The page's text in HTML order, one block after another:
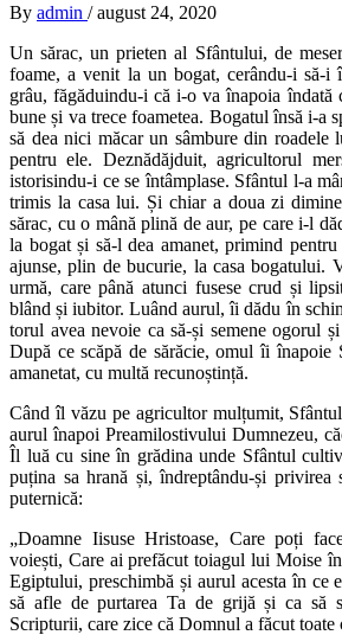
By admin / august 24, 2020
Un sărac, un prieten al Sfântului, de
foame, a venit la un bogat, cerându-i să-i
grâu, făgăduindu-i că i-o va înapoia
bune și va trece foametea. Bogatul însă i-a
să dea nici măcar un sâmbure din roadele
pentru ele. Deznădăjduit, agricultorul
istorisindu-i ce se întâmplase. Sfântul l-a
trimis la casa lui. Și chiar a doua zi
sărac, cu o mână plină de aur, pe care i-l
la bogat și să-l dea amanet, primind
ajunse, plin de bucurie, la casa bogatului.
urmă, care până atunci fusese crud și
blând și iubitor. Luând aurul, îi dădu în
torul avea nevoie ca să-și semene ogorul
După ce scăpă de sărăcie, omul îi înapoie
amanetat, cu multă recunoștință.
Când îl văzu pe agricultor mulțumit,
aurul înapoi Preamilos­tivului Dumnezeu,
Îl luă cu sine în grădina unde Sfân­tul
puțina sa hrană și, îndreptându-și privirea
puternică:
„Doamne Iisuse Hristoase, Care poți
voiești, Care ai prefăcut toiagul lui Moise
Egiptului, preschim­bă și aurul acesta în ce
să afle de purtarea Ta de grijă și ca să
Scripturii, care zice că Domnul a făcut